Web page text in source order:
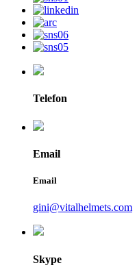
Telefon
Email
Email
gini@vitalhelmets.com
Skype